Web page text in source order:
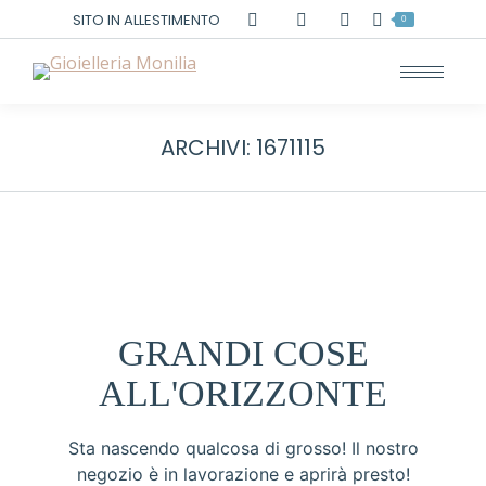
SITO IN ALLESTIMENTO Cerca: 0
ARCHIVI: 1671115
GRANDI COSE
ALL'ORIZZONTE
Sta nascendo qualcosa di grosso! Il nostro
negozio è in lavorazione e aprirà presto!